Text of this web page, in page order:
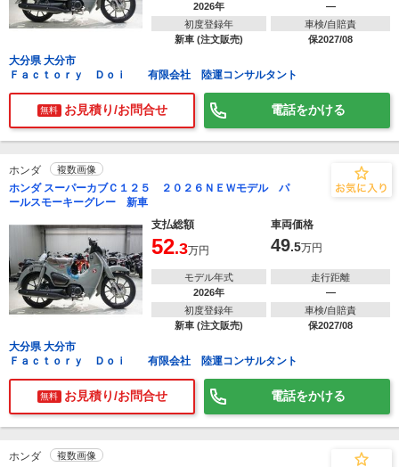
2026年
―
初度登録年
新車 (注文販売)
車検/自賠責
保2027/08
大分県 大分市
Ｆａｃｔｏｒｙ Ｄｏｉ 有限会社 陸運コンサルタント
無料 お見積り/お問合せ 電話をかける
ホンダ 複数画像
ホンダ スーパーカブＣ１２５ ２０２６ＮＥＷモデル パ
ールスモーキーグレー 新車
支払総額
車両価格
52.3万円 49.5万円
モデル年式
2026年
走行距離
―
初度登録年
新車 (注文販売)
車検/自賠責
保2027/08
大分県 大分市
Ｆａｃｔｏｒｙ Ｄｏｉ 有限会社 陸運コンサルタント
無料 お見積り/お問合せ 電話をかける
ホンダ 複数画像